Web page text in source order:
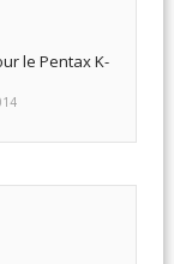
le Pentax K-